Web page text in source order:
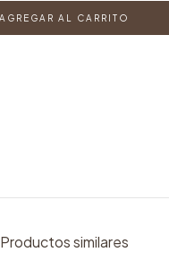
Productos similares